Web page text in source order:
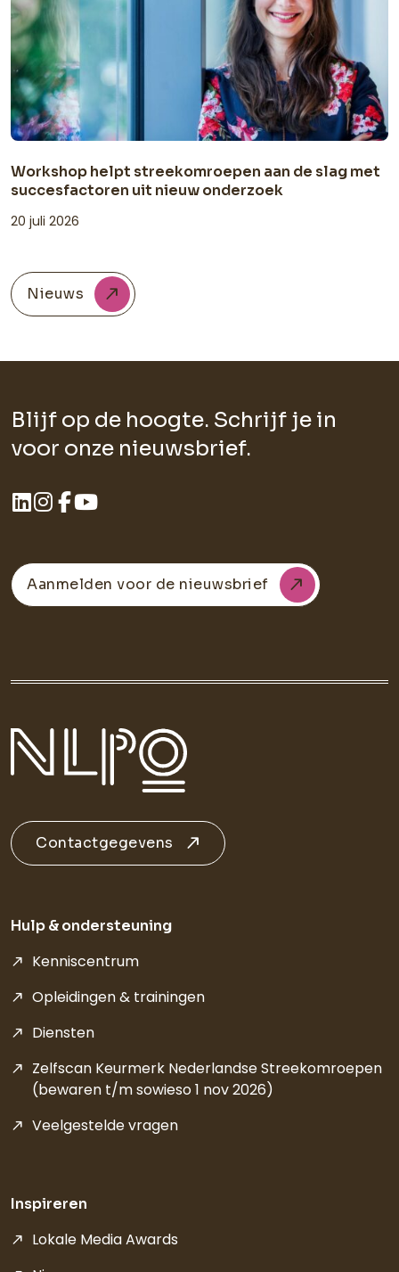
Workshop helpt streekomroepen aan de slag met
succesfactoren uit nieuw onderzoek
20 juli 2026
Nieuws
Blijf op de hoogte. Schrijf je in
voor onze nieuwsbrief.
Aanmelden voor de nieuwsbrief
Contactgegevens
Hulp & ondersteuning
Kenniscentrum
Opleidingen & trainingen
Diensten
Zelfscan Keurmerk Nederlandse Streekomroepen
(bewaren t/m sowieso 1 nov 2026)
Veelgestelde vragen
Inspireren
Lokale Media Awards